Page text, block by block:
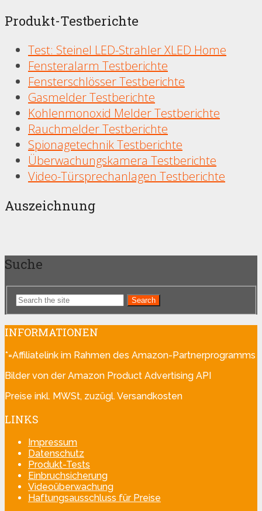
Produkt-Testberichte
Test: Steinel LED-Strahler XLED Home
Fensteralarm Testberichte
Fensterschlösser Testberichte
Gasmelder Testberichte
Kohlenmonoxid Melder Testberichte
Rauchmelder Testberichte
Spionagetechnik Testberichte
Überwachungskamera Testberichte
Video-Türsprechanlagen Testberichte
Auszeichnung
Suche
Search
INFORMATIONEN
*=Affiliatelink im Rahmen des Amazon-Partnerprogramms
Bilder von der Amazon Product Advertising API
Preise inkl. MWSt, zuzügl. Versandkosten
LINKS
Impressum
Datenschutz
Produkt-Tests
Einbruchsicherung
Videoüberwachung
Haftungsausschluss für Preise